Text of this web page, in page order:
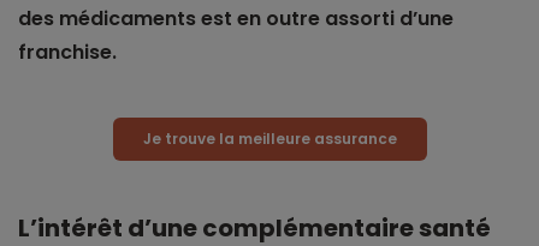
des médicaments est en outre assorti d’une
franchise.
Je trouve la meilleure assurance
L’intérêt d’une complémentaire santé